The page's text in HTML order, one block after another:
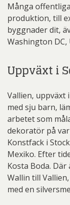
Många
produktion, till
byggnader dit,
Washington DC,
Uppväxt i
Vallien, uppväxt
med sju barn,
arbetet som
dekoratör på
Konstfack i
Mexiko. Efter
Kosta Boda.
Wallin till
med en